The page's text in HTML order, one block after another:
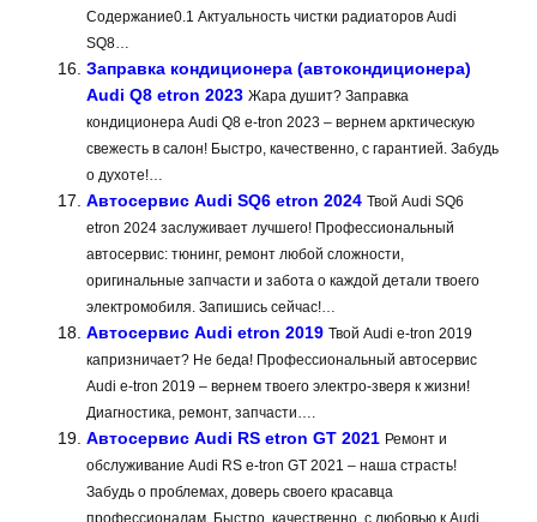
Содержание0.1 Актуальность чистки радиаторов Audi
SQ8…
Заправка кондиционера (автокондиционера)
Audi Q8 etron 2023 Жара душит? Заправка
кондиционера Audi Q8 e-tron 2023 – вернем арктическую
свежесть в салон! Быстро, качественно, с гарантией. Забудь
о духоте!…
Автосервис Audi SQ6 etron 2024 Твой Audi SQ6
etron 2024 заслуживает лучшего! Профессиональный
автосервис: тюнинг, ремонт любой сложности,
оригинальные запчасти и забота о каждой детали твоего
электромобиля. Запишись сейчас!…
Автосервис Audi etron 2019 Твой Audi e-tron 2019
капризничает? Не беда! Профессиональный автосервис
Audi e-tron 2019 – вернем твоего электро-зверя к жизни!
Диагностика, ремонт, запчасти….
Автосервис Audi RS etron GT 2021 Ремонт и
обслуживание Audi RS e-tron GT 2021 – наша страсть!
Забудь о проблемах, доверь своего красавца
профессионалам. Быстро, качественно, с любовью к Audi….